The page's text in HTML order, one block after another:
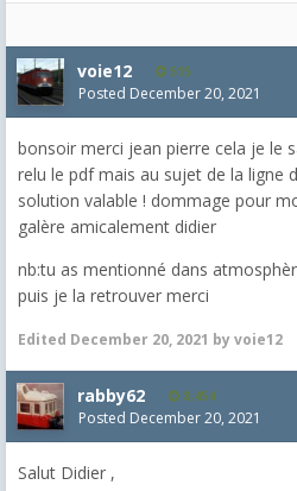
voie12 515
Posted December 20, 2021
bonsoir merci jean pierre cela je le
relu le pdf mais au sujet de la ligne
solution valable ! dommage pour
galère amicalement didier
nb:tu as mentionné dans
puis je la retrouver merci
Edited December 20, 2021 by voie12
rabby62 8,454
Posted December 20, 2021
Salut Didier ,